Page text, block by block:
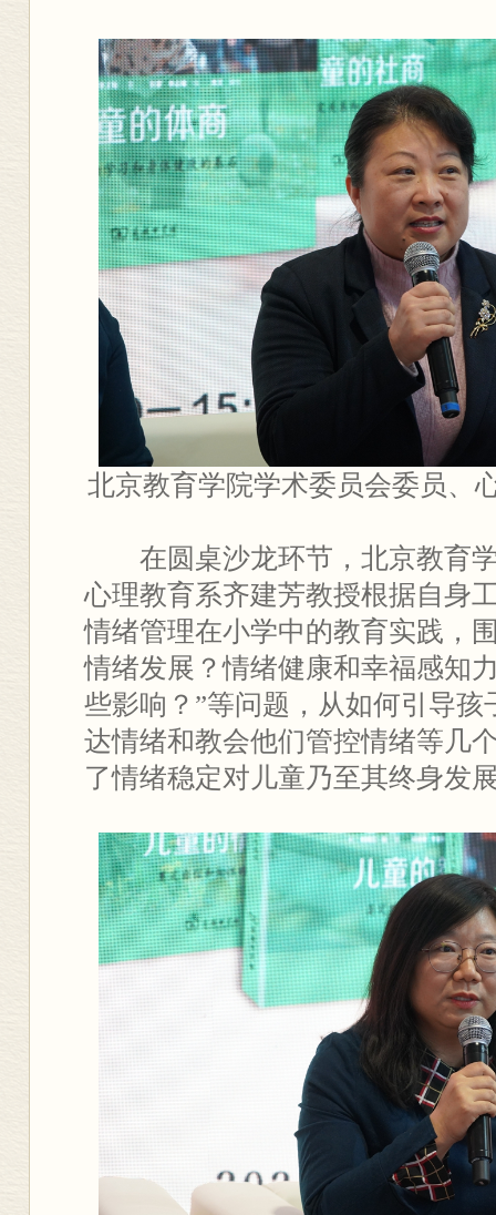
北京教育学院学术委员会委员、
在圆桌沙龙环节，北京教育
心理教育系齐建芳教授根据自身
情绪管理在小学中的教育实践，
情绪发展？情绪健康和幸福感知
些影响？”等问题，从如何引导
达情绪和教会他们管控情绪等几
了情绪稳定对儿童乃至其终身发